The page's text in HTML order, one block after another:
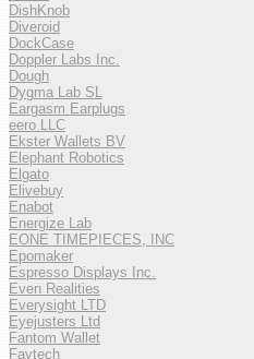
DishKnob
Diveroid
DockCase
Doppler Labs Inc.
Dough
Dygma Lab SL
Eargasm Earplugs
eero LLC
Ekster Wallets BV
Elephant Robotics
Elgato
Elivebuy
Enabot
Energize Lab
EONE TIMEPIECES, INC
Epomaker
Espresso Displays Inc.
Even Realities
Everysight LTD
Eyejusters Ltd
Fantom Wallet
Faytech